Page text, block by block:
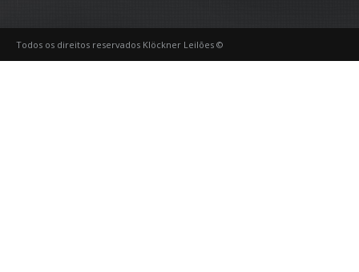
Todos os direitos reservados Klöckner Leilões ©